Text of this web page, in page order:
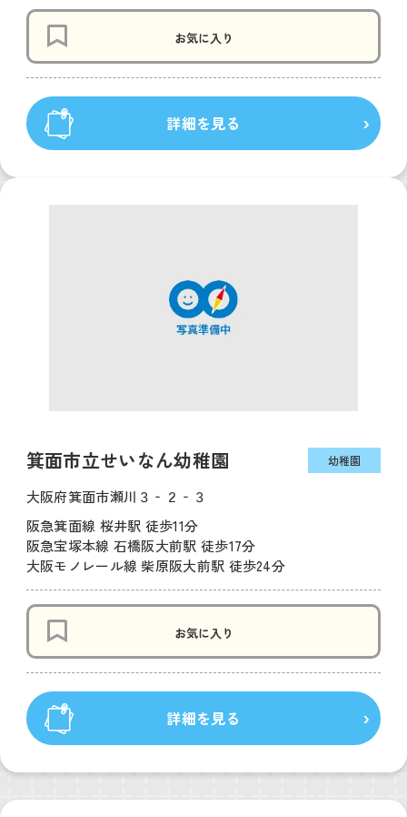
お気に入り
詳細を見る
箕面市立せいなん幼稚園 幼稚園
大阪府箕面市瀬川３‐２‐３
阪急箕面線 桜井駅 徒歩11分
阪急宝塚本線 石橋阪大前駅 徒歩17分
大阪モノレール線 柴原阪大前駅 徒歩24分
お気に入り
詳細を見る